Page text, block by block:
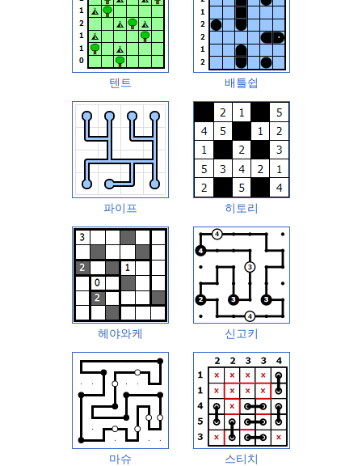
텐트 배틀쉽
파이프 히토리
헤야와케 신고키
마슈 스티치